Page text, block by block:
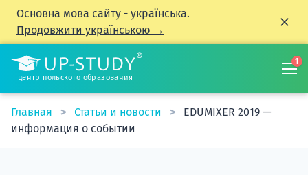
Основна мова сайту - українська.
Продовжити українською →
центр польского образования
1
Главная Статьи и новости
EDUMIXER 2019 —
информация о событии